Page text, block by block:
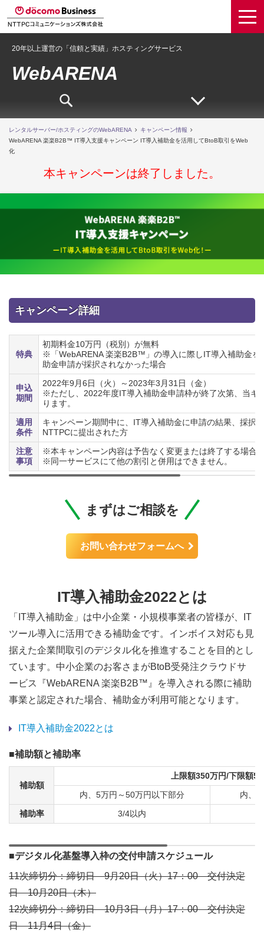
20年以上運営の「信頼と実績」ホスティングサービス
WebARENA
レンタルサーバー/ホスティングのWebARENA
キャンペーン情報
WebARENA 楽楽B2B™ IT導入支援キャンペーン IT導入補助金を活用してBtoB取引をWeb
化
本キャンペーンは終了しました。
キャンペーン詳細
特典
初期料金10万円（税別）が無料
※「WebARENA 楽楽B2B™」の導入に際しIT導入補助金を
助金申請が採択されなかった場合
申込
期間
2022年9月6日（火）～2023年3月31日（金）
※ただし、2022年度IT導入補助金申請枠が終了次第、当キ
ります。
適用
条件
キャンペーン期間中に、IT導入補助金に申請の結果、採択
NTTPCに提出された方
注意
事項
※本キャンペーン内容は予告なく変更または終了する場合
※同一サービスにて他の割引と併用はできません。
まずはご相談を
お問い合わせフォームへ
IT導入補助金2022とは
「IT導入補助金」は中小企業・小規模事業者の皆様が、IT
ツール導入に活用できる補助金です。インボイス対応も見
据えた企業間取引のデジタル化を推進することを目的とし
ています。中小企業のお客さまがBtoB受発注クラウドサ
ービス『WebARENA 楽楽B2B™』を導入される際に補助
事業と認定された場合、補助金が利用可能となります。
IT導入補助金2022とは
■補助額と補助率
補助額
上限額350万円/下限額5
内、5万円～50万円以下部分
内、
補助率
3/4以内
■デジタル化基盤導入枠の交付申請スケジュール
11次締切分：締切日 9月20日（火）17：00 交付決定
日 10月20日（木）
12次締切分：締切日 10月3日（月）17：00 交付決定
日 11月4日（金）